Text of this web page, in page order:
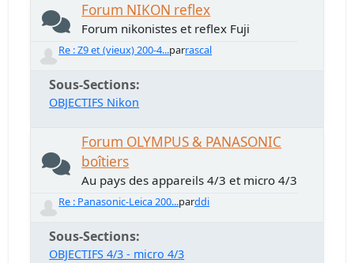
Forum NIKON reflex
Forum nikonistes et reflex Fuji
Re : Z9 et (vieux) 200-4...parrascal
Sous-Sections
OBJECTIFS Nikon
Forum OLYMPUS & PANASONIC
boîtiers
Au pays des appareils 4/3 et micro 4/3
Re : Panasonic-Leica 200...parddi
Sous-Sections
OBJECTIFS 4/3 - micro 4/3